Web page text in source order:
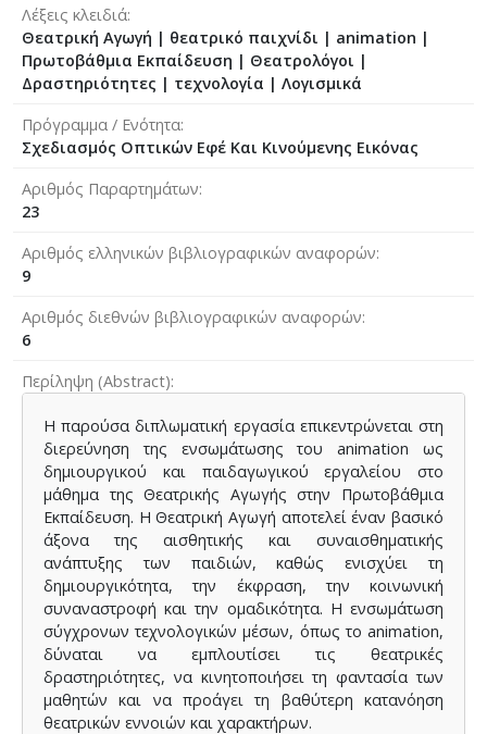
Λέξεις κλειδιά
Θεατρική Αγωγή | θεατρικό παιχνίδι | animation |
Πρωτοβάθμια Eκπαίδευση | Θεατρολόγοι |
Δραστηριότητες | τεχνολογία | Λογισμικά
Πρόγραμμα / Ενότητα
Σχεδιασμός Οπτικών Εφέ Και Κινούμενης Εικόνας
Αριθμός Παραρτημάτων
23
Αριθμός ελληνικών βιβλιογραφικών αναφορών
9
Αριθμός διεθνών βιβλιογραφικών αναφορών
6
Περίληψη (Abstract)
Η παρούσα διπλωματική εργασία επικεντρώνεται στη
διερεύνηση της ενσωμάτωσης του animation ως
δημιουργικού και παιδαγωγικού εργαλείου στο
μάθημα της Θεατρικής Αγωγής στην Πρωτοβάθμια
Εκπαίδευση. Η Θεατρική Αγωγή αποτελεί έναν βασικό
άξονα της αισθητικής και συναισθηματικής
ανάπτυξης των παιδιών, καθώς ενισχύει τη
δημιουργικότητα, την έκφραση, την κοινωνική
συναναστροφή και την ομαδικότητα. Η ενσωμάτωση
σύγχρονων τεχνολογικών μέσων, όπως το animation,
δύναται να εμπλουτίσει τις θεατρικές
δραστηριότητες, να κινητοποιήσει τη φαντασία των
μαθητών και να προάγει τη βαθύτερη κατανόηση
θεατρικών εννοιών και χαρακτήρων.